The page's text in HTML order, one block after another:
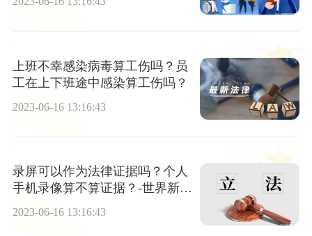
上班不幸感染病毒算工伤吗？员
工在上下班途中感染算工伤吗？
2023-06-16 13:16:43
录屏可以作为法律证据吗？个人
手机录像算不算证据？-世界新视
野
2023-06-16 13:16:43